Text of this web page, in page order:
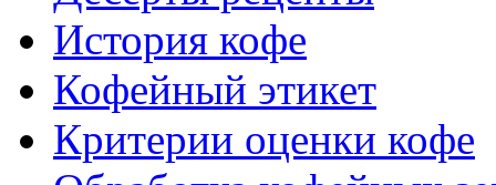
История кофе
Кофейный этикет
Критерии оценки кофе